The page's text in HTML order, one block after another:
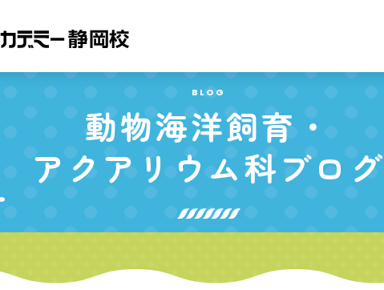
BLOG
動物海洋飼育・
アクアリウム科ブログ